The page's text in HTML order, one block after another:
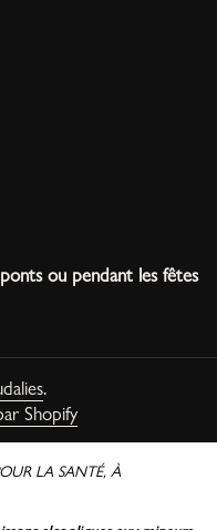
ou pendant les fêtes
.
Shopify
LA SANTÉ, À